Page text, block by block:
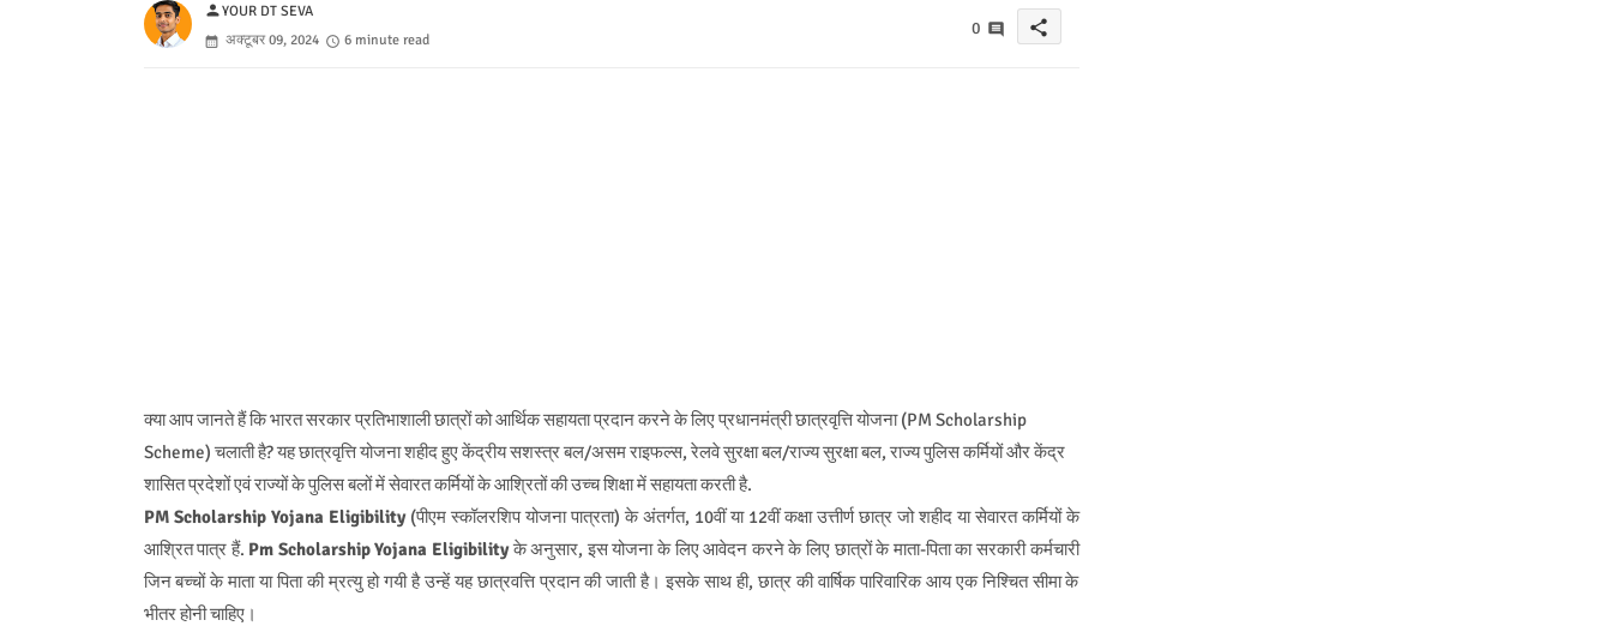
personYOUR DT SEVA
अक्टूबर 09, 2024
6 minute read
0 share
क्या आप जानते हैं कि भारत सरकार प्रतिभाशाली छात्रों को आर्थिक सहायता प्रदान करने के लिए प्रधानमंत्री छात्रवृत्ति योजना (PM Scholarship
Scheme) चलाती है? यह छात्रवृत्ति योजना शहीद हुए केंद्रीय सशस्त्र बल/असम राइफल्स, रेलवे सुरक्षा बल/राज्य सुरक्षा बल, राज्य पुलिस कर्मियों और केंद्र
शासित प्रदेशों एवं राज्यों के पुलिस बलों में सेवारत कर्मियों के आश्रितों की उच्च शिक्षा में सहायता करती है.
PM Scholarship Yojana Eligibility (पीएम स्कॉलरशिप योजना पात्रता) के अंतर्गत, 10वीं या 12वीं कक्षा उत्तीर्ण छात्र जो शहीद या सेवारत कर्मियों के
आश्रित पात्र हैं. Pm Scholarship Yojana Eligibilityके अनुसार, इस योजना के लिए आवेदन करने के लिए छात्रों के माता-पिता का सरकारी कर्मचारी
जिन बच्चों के माता या पिता की म्रत्यु हो गयी है उन्हें यह छात्रवत्ति प्रदान की जाती है। इसके साथ ही, छात्र की वार्षिक पारिवारिक आय एक निश्चित सीमा के
भीतर होनी चाहिए।